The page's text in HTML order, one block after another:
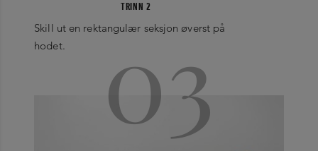
TRINN 2
Skill ut en rektangulær seksjon øverst på
hodet.
03